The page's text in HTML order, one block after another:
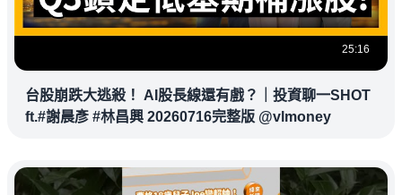
25:16
台股崩跌大逃殺！ AI股長線還有戲？｜投資聊一SHOT
ft.#謝晨彥 #林昌興 20260716完整版 @vlmoney